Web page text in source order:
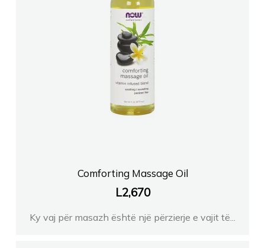
Comforting Massage Oil
L2,670
Ky vaj për masazh është një përzierje e vajit të...